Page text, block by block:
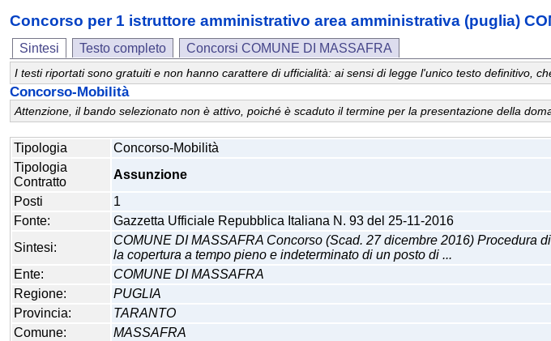
Concorso per 1 istruttore amministrativo area amministrativa (puglia)
Sintesi Testo completo Concorsi COMUNE DI MASSAFRA
I testi riportati sono gratuiti e non hanno carattere di ufficialità: ai sensi di legge l'unico testo definitivo,
Concorso-Mobilità
Attenzione, il bando selezionato non è attivo, poiché è scaduto il termine per la presentazione della
Tipologia
Concorso-Mobilità
Tipologia
Contratto
Assunzione
Posti
1
Fonte:
Gazzetta Ufficiale Repubblica Italiana N. 93 del 25-11-2016
Sintesi:
COMUNE DI MASSAFRA Concorso (Scad. 27 dicembre 2016) Procedura
la copertura a tempo pieno e indeterminato di un posto di ...
Ente:
COMUNE DI MASSAFRA
Regione:
PUGLIA
Provincia:
TARANTO
Comune:
MASSAFRA